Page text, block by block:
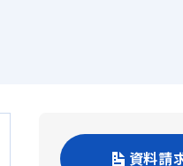
資料請